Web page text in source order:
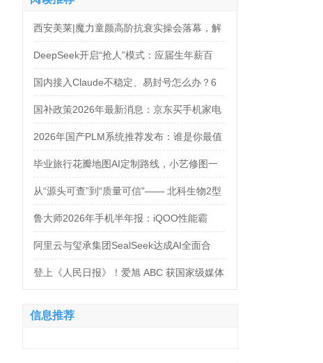
西安美莱|魔力童颜高阶抗衰实操会落幕，解
锁自然年轻新姿态
DeepSeek开启“抢人”模式：应届生年薪百
万，法务岗高达160万！
国内接入Claude不稳定、易封号怎么办？6
大AI中转服务API接入对比
国补政策2026年最新消息：京东买手机家电
空调电脑各品类国补怎么领？学生还有优惠
补贴领取方法来了！
2026年国产PLM系统推荐发布：谁是你最值
得信赖的合作伙伴？
毕业旅行花瓣地图AI定制路线，小艺修图一
句话出片
从“源头可查”到“质量可信”—— 北科生物2型
糖尿病项目如何实现“药品级质控”
鲁大师2026年手机半年报：iQOO性能霸
榜，天玑9500统治延续，OPPO蝉联流畅双
榜冠军
阿里云与玺承集团SealSeek达成AI全面合
作，共建电商AI新生态
登上《人民日报》！爱旭 ABC 获国家级媒体
信息推荐